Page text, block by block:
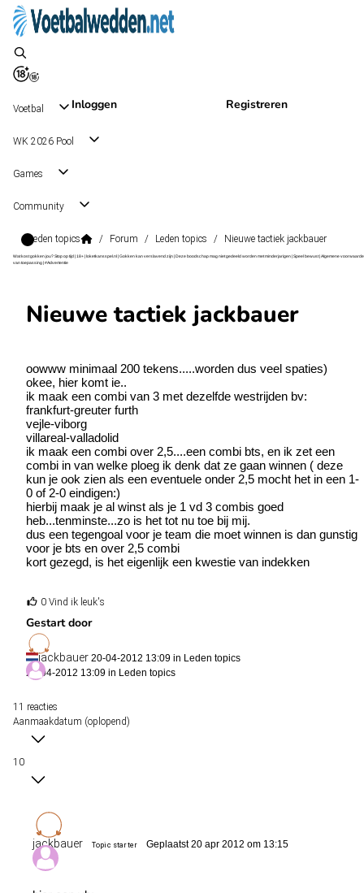
Inloggen Registreren
Voetbal
WK 2026 Pool
Games
Community
Leden topics / Forum / Leden topics / Nieuwe tactiek jackbauer
Wat kost gokken jou? Stop op tijd | 18+ | loketkansspel.nl | Gokken kan verslavend zijn | Deze boodschap mag niet gedeeld worden met minderjarigen | Speel bewust | Algemene
van toepassing | #Advertentie
Nieuwe tactiek jackbauer
oowww minimaal 200 tekens.....worden dus veel spaties)
okee, hier komt ie..
ik maak een combi van 3 met dezelfde westrijden bv:
frankfurt-greuter furth
vejle-viborg
villareal-valladolid
ik maak een combi over 2,5....een combi bts, en ik zet een
combi in van welke ploeg ik denk dat ze gaan winnen ( deze
kun je ook zien als een eventuele onder 2,5 mocht het in een 1-
0 of 2-0 eindigen:)
hierbij maak je al winst als je 1 vd 3 combis goed
heb...tenminste...zo is het tot nu toe bij mij.
dus een tegengoal voor je team die moet winnen is dan gunstig
voor je bts en over 2,5 combi
kort gezegd, is het eigenlijk een kwestie van indekken
0 Vind ik leuk's
Gestart door
jackbauer 20-04-2012 13:09 in Leden topics
20-04-2012 13:09 in Leden topics
11 reacties
Aanmaakdatum (oplopend)
10
jackbauer Topic starter Geplaatst 20 apr 2012 om 13:15